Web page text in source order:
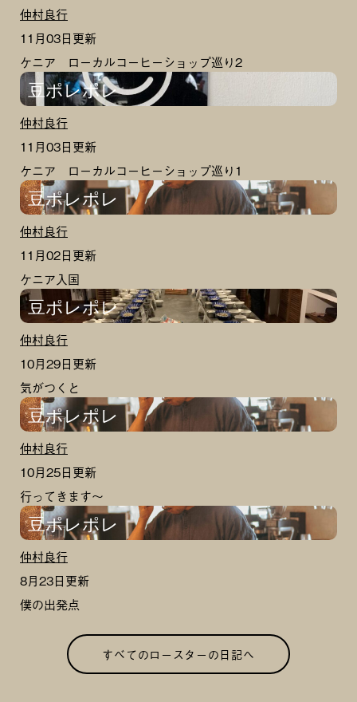
仲村良行
11月03日更新
ケニア ローカルコーヒーショップ巡り2
豆ポレポレ
仲村良行
11月03日更新
ケニア ローカルコーヒーショップ巡り1
豆ポレポレ
仲村良行
11月02日更新
ケニア入国
豆ポレポレ
仲村良行
10月29日更新
気がつくと
豆ポレポレ
仲村良行
10月25日更新
行ってきます〜
豆ポレポレ
仲村良行
8月23日更新
僕の出発点
すべてのロースターの日記へ